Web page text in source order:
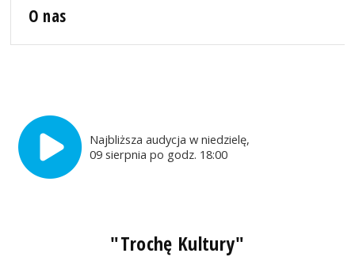
O nas
Najbliższa audycja w niedzielę,
09 sierpnia po godz. 18:00
"Trochę Kultury"